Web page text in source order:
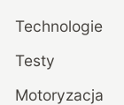
Technologie
Testy
Motoryzacja